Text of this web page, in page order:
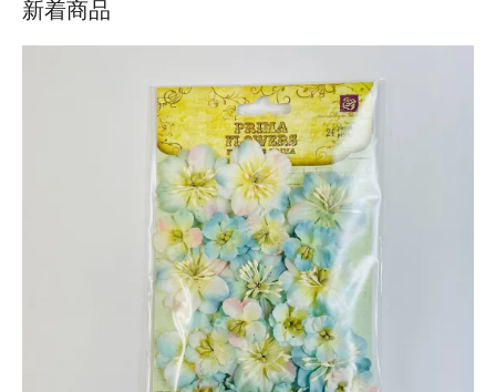
新着商品